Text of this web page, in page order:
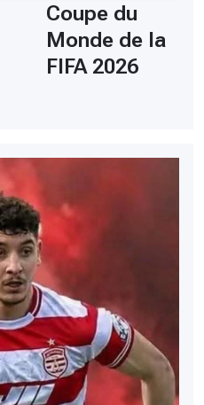
Coupe du
Monde de la
FIFA 2026